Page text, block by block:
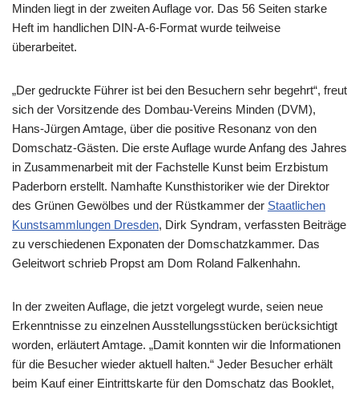
Minden liegt in der zweiten Auflage vor. Das 56 Seiten starke
Heft im handlichen DIN-A-6-Format wurde teilweise
überarbeitet.
„Der gedruckte Führer ist bei den Besuchern sehr begehrt“, freut
sich der Vorsitzende des Dombau-Vereins Minden (DVM),
Hans-Jürgen Amtage, über die positive Resonanz von den
Domschatz-Gästen. Die erste Auflage wurde Anfang des Jahres
in Zusammenarbeit mit der Fachstelle Kunst beim Erzbistum
Paderborn erstellt. Namhafte Kunsthistoriker wie der Direktor
des Grünen Gewölbes und der Rüstkammer der Staatlichen
Kunstsammlungen Dresden, Dirk Syndram, verfassten Beiträge
zu verschiedenen Exponaten der Domschatzkammer. Das
Geleitwort schrieb Propst am Dom Roland Falkenhahn.
In der zweiten Auflage, die jetzt vorgelegt wurde, seien neue
Erkenntnisse zu einzelnen Ausstellungsstücken berücksichtigt
worden, erläutert Amtage. „Damit konnten wir die Informationen
für die Besucher wieder aktuell halten.“ Jeder Besucher erhält
beim Kauf einer Eintrittskarte für den Domschatz das Booklet,